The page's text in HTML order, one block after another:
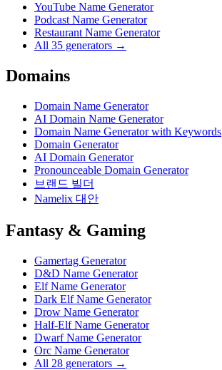
YouTube Name Generator
Podcast Name Generator
Restaurant Name Generator
All 35 generators →
Domains
Domain Name Generator
AI Domain Name Generator
Domain Name Generator with Keywords
Domain Generator
AI Domain Generator
Pronounceable Domain Generator
브랜드 빌더
Namelix 대안
Fantasy & Gaming
Gamertag Generator
D&D Name Generator
Elf Name Generator
Dark Elf Name Generator
Drow Name Generator
Half-Elf Name Generator
Dwarf Name Generator
Orc Name Generator
All 28 generators →